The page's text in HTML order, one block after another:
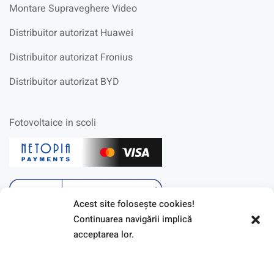
Acest site foloseşte cookies!
Continuarea navigării implică
acceptarea lor.
Montare Supraveghere Video
Distribuitor autorizat Huawei
Distribuitor autorizat Fronius
Distribuitor autorizat BYD
Fotovoltaice in scoli